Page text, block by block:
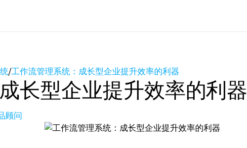
/工作流管理系统：成长型企业提升效率的利器
长型企业提升效率的利器
顾问